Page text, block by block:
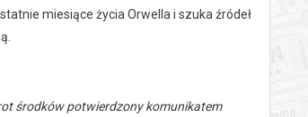
miesiące życia Orwella i szuka źródeł
środków potwierdzony komunikatem